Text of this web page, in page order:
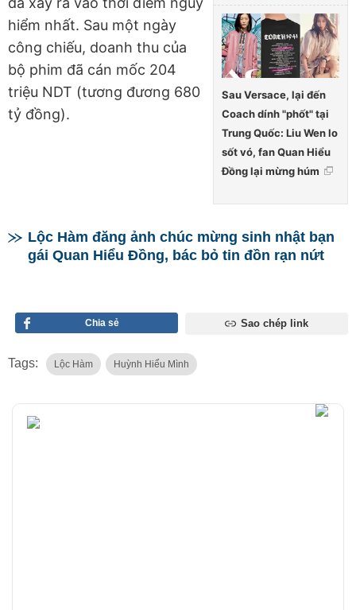
Sau Versace, lại đến
Coach dính "phốt" tại
Trung Quốc: Liu Wen lo
sốt vó, fan Quan Hiểu
Đồng lại mừng húm
hiểm nhất. Sau một ngày
công chiếu, doanh thu của
bộ phim đã cán mốc 204
triệu NDT (tương đương 680
tỷ đồng).
Lộc Hàm đăng ảnh chúc mừng sinh nhật bạn
gái Quan Hiểu Đồng, bác bỏ tin đồn rạn nứt
Chia sẻ Sao chép link
Tags: Lộc Hàm Huỳnh Hiểu Mình